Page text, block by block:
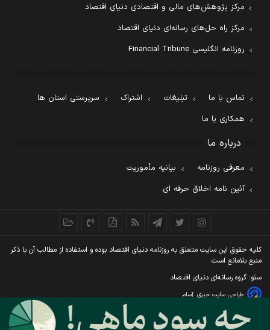
مرکز پژوهش‌های مالی و اقتصادی دنیای اقتصاد
مرکز راه حل‌های رسانه‌ای دنیای اقتصاد
روزنامه انگلیسی Financial Tribune
تماس با ما تبلیغات اشتراک
سرپرستی استان ها
همکاری با ما
درباره ما
معرفی روزنامه
بیانیه مأموریت
آئین نامه اخلاق حرفه ای
کليه حقوق اين سايت متعلق به روزنامه دنيای اقتصاد بوده و استفاده از مطالب آن با ذکر
منبع بلامانع است
سئو: گروه رسانه‌ای دنیای اقتصاد
طراحی سایت خبری آسام